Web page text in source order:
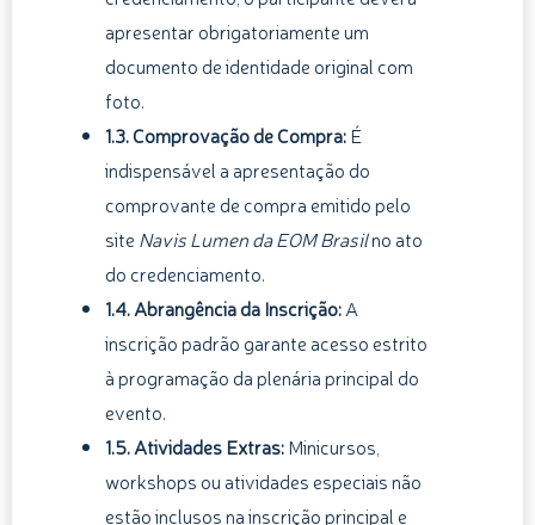
apresentar obrigatoriamente um
documento de identidade original com
foto.
1.3. Comprovação de Compra:É
indispensável a apresentação do
comprovante de compra emitido pelo
site Navis Lumen da EOM Brasilno ato
do credenciamento.
1.4. Abrangência da Inscrição:A
inscrição padrão garante acesso estrito
à programação da plenária principal do
evento.
1.5. Atividades Extras:Minicursos,
workshops ou atividades especiais não
estão inclusos na inscrição principal e